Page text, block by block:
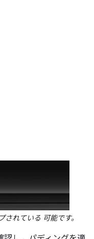
れている 可能です。